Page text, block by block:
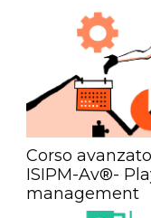
Corso
ISIPM-Av®-
management